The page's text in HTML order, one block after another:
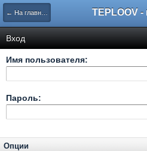
← На главную
Вход
Имя пользователя:
Пароль:
Опции